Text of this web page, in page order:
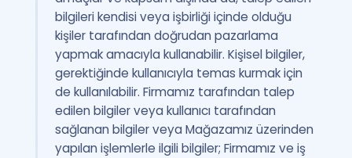
bilgileri kendisi veya işbirliği içinde olduğu
kişiler tarafından doğrudan pazarlama
yapmak amacıyla kullanabilir. Kişisel bilgiler,
gerektiğinde kullanıcıyla temas kurmak için
de kullanılabilir. Firmamız tarafından talep
edilen bilgiler veya kullanıcı tarafından
sağlanan bilgiler veya Mağazamız üzerinden
yapılan işlemlerle ilgili bilgiler; Firmamız ve iş